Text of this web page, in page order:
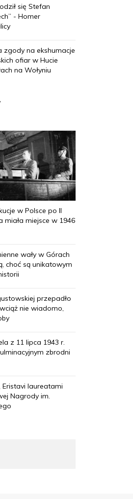
się Stefan
- Homer
zgody na ekshumacje
ofiar w Hucie
na Wołyniu
w Polsce po II
miała miejsce w 1946
wały w Górach
choć są unikatowym
przepadło
nie wiadomo,
z 11 lipca 1943 r.
zbrodni
Eristavi laureatami
Nagrody im.